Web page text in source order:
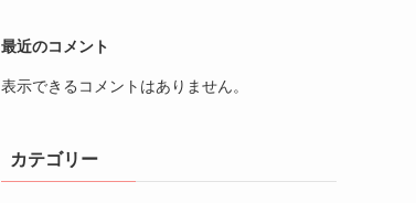
最近のコメント
表示できるコメントはありません。
カテゴリー